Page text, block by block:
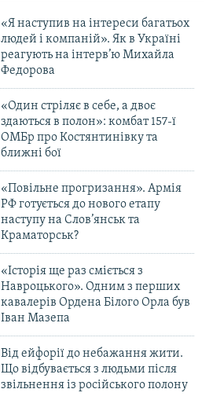
«Я наступив на інтереси багатьох
людей і компаній». Як в Україні
реагують на інтерв’ю Михайла
Федорова
«Один стріляє в себе, а двоє
здаються в полон»: комбат 157-ї
ОМБр про Костянтинівку та
ближні бої
«Повільне прогризання». Армія
РФ готується до нового етапу
наступу на Слов’янськ та
Краматорськ?
«Історія ще раз сміється з
Навроцького». Одним з перших
кавалерів Ордена Білого Орла був
Іван Мазепа
Від ейфорії до небажання жити.
Що відбувається з людьми після
звільнення із російського полону